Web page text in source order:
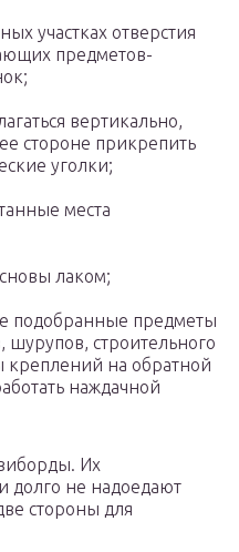
участках отверстия
предметов-
вертикально,
стороне прикрепить
уголки;
места
лаком;
подобранные предметы
строительного
креплений на обратной
наждачной
Их
долго не надоедают
стороны для